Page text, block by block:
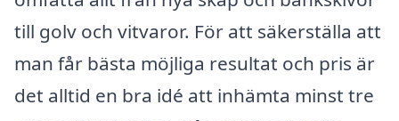
till golv och vitvaror. För att säkerställa att
man får bästa möjliga resultat och pris är
det alltid en bra idé att inhämta minst tre